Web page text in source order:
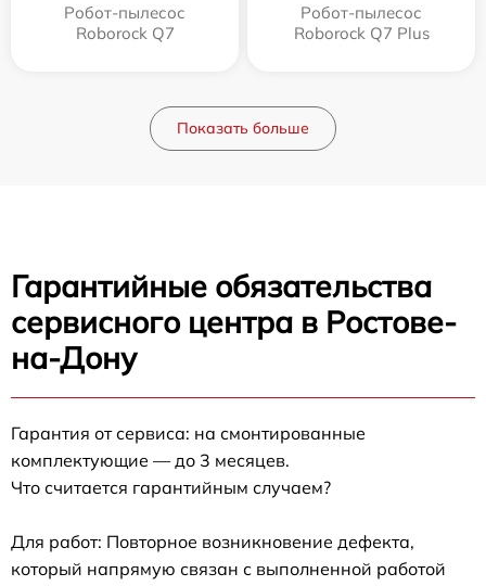
Робот-пылесос
Roborock Q7
Робот-пылесос
Roborock Q7 Plus
Показать больше
Гарантийные обязательства
сервисного центра в Ростове-
на-Дону
Гарантия от сервиса: на смонтированные
комплектующие — до 3 месяцев.
Что считается гарантийным случаем?
Для работ: Повторное возникновение дефекта,
который напрямую связан с выполненной работой